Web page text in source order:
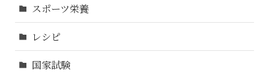
スポーツ栄養
レシピ
国家試験